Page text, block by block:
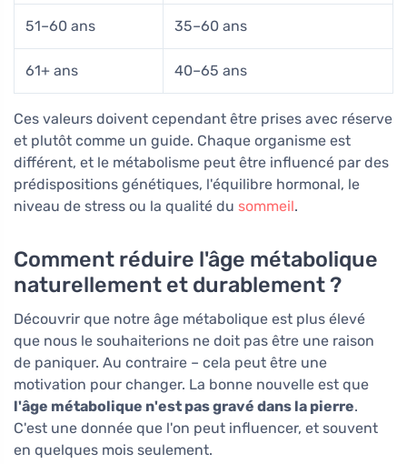
51–60 ans 35–60 ans
61+ ans 40–65 ans
Ces valeurs doivent cependant être prises avec réserve
et plutôt comme un guide. Chaque organisme est
différent, et le métabolisme peut être influencé par des
prédispositions génétiques, l'équilibre hormonal, le
niveau de stress ou la qualité du sommeil.
Comment réduire l'âge métabolique
naturellement et durablement ?
Découvrir que notre âge métabolique est plus élevé
que nous le souhaiterions ne doit pas être une raison
de paniquer. Au contraire – cela peut être une
motivation pour changer. La bonne nouvelle est que
l'âge métabolique n'est pas gravé dans la pierre.
C'est une donnée que l'on peut influencer, et souvent
en quelques mois seulement.